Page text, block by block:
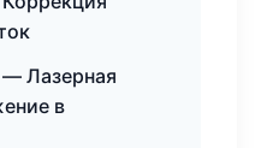
Лазерная
в